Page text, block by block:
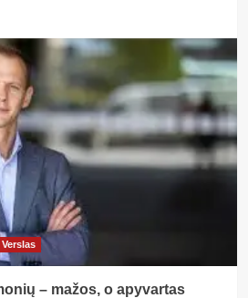
Verslas
– mažos, o apyvartas